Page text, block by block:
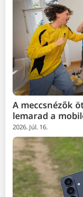
A meccsnézők
lemarad a
2026. Júl. 16.